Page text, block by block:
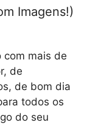
Imagens!)
com mais de
de
de bom dia
todos os
do seu